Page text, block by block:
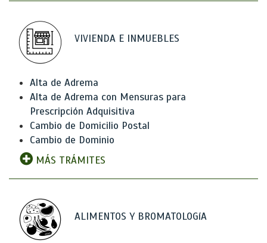
VIVIENDA E INMUEBLES
Alta de Adrema
Alta de Adrema con Mensuras para
Prescripción Adquisitiva
Cambio de Domicilio Postal
Cambio de Dominio
MÁS TRÁMITES
ALIMENTOS Y BROMATOLOGíA